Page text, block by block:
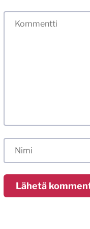
myös kunnollisen
hyvät tavat.